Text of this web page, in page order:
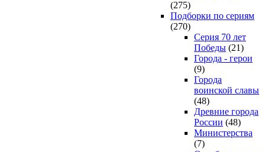
(275)
Подборки по сериям
(270)
Серия 70 лет
Победы (21)
Города - герои
(9)
Города
воинской славы
(48)
Древние города
России (48)
Министерства
(7)